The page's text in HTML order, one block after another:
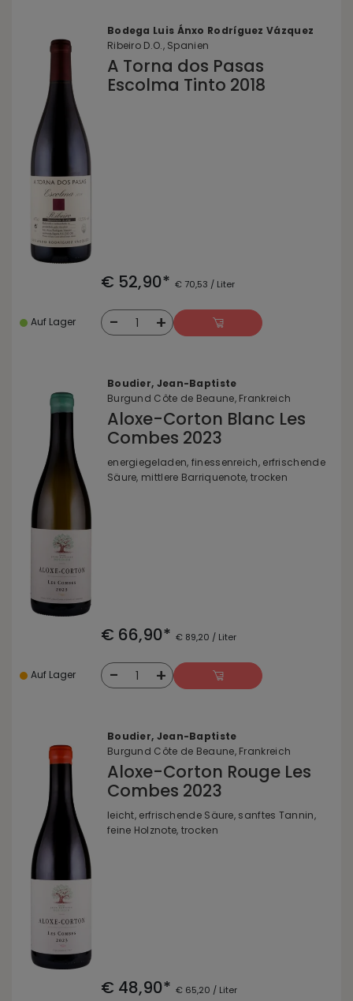
Bodega Luis Ánxo Rodríguez Vázquez
Ribeiro D.O., Spanien
A Torna dos Pasas
Escolma Tinto 2018
€ 52,90* € 70,53 / Liter
Auf Lager - 1 +
Boudier, Jean-Baptiste
Burgund Côte de Beaune, Frankreich
Aloxe-Corton Blanc Les
Combes 2023
energiegeladen, finessenreich, erfrischende
Säure, mittlere Barriquenote, trocken
€ 66,90* € 89,20 / Liter
Auf Lager - 1 +
Boudier, Jean-Baptiste
Burgund Côte de Beaune, Frankreich
Aloxe-Corton Rouge Les
Combes 2023
leicht, erfrischende Säure, sanftes Tannin,
feine Holznote, trocken
€ 48,90* € 65,20 / Liter